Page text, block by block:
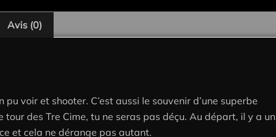
Avis (0)
voir et shooter. C’est aussi le souvenir d’une superbe
des Tre Cime, tu ne seras pas déçu. Au départ, il y a un
et cela ne dérange pas autant.